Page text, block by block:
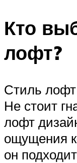
Кто
лофт?
Стиль
Не стоит
лофт
ощущения
он